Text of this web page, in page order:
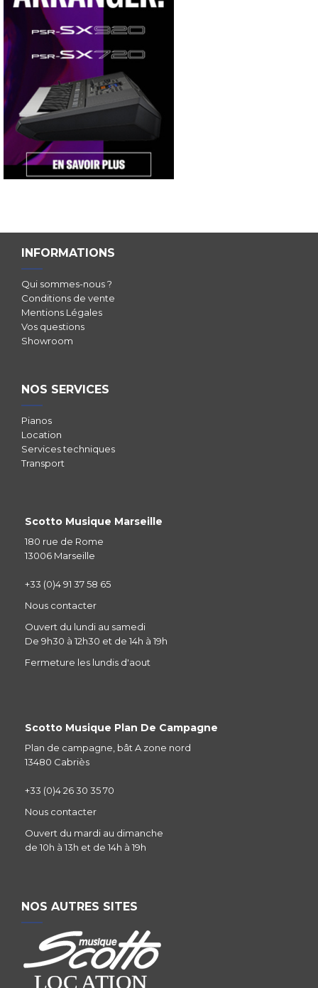
INFORMATIONS
Qui sommes-nous ?
Conditions de vente
Mentions Légales
Vos questions
Showroom
NOS SERVICES
Pianos
Location
Services techniques
Transport
Scotto Musique Marseille
180 rue de Rome
13006 Marseille
+33 (0)4 91 37 58 65
Nous contacter
Ouvert du lundi au samedi
De 9h30 à 12h30 et de 14h à 19h
Fermeture les lundis d'aout
Scotto Musique Plan De Campagne
Plan de campagne, bât A zone nord
13480 Cabriès
+33 (0)4 26 30 35 70
Nous contacter
Ouvert du mardi au dimanche
de 10h à 13h et de 14h à 19h
NOS AUTRES SITES